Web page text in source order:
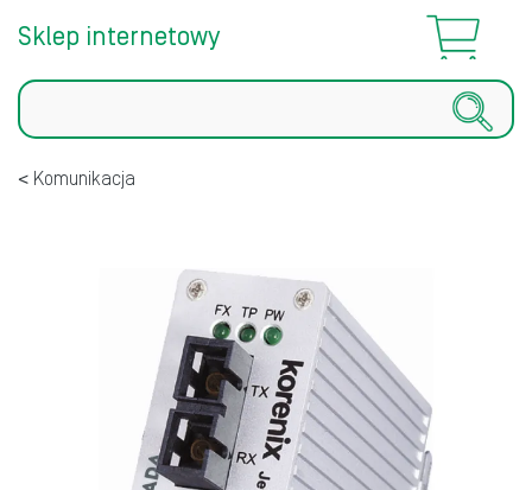
Sklep internetowy
Szukaj
Komunikacja